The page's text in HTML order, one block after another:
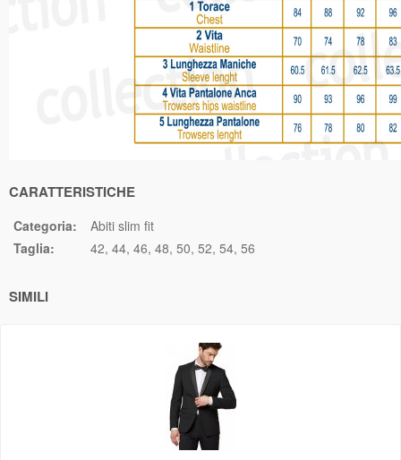
CARATTERISTICHE
Categoria:
Abiti slim fit
Taglia:
42 44 46 48 50 52 54 56
SIMILI